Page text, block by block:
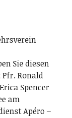
Sie diesen
Ronald
Spencer
am
Apéro –